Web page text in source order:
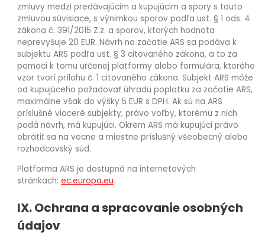
zmluvy medzi predávajúcim a kupujúcim a spory s touto
zmluvou súvisiace, s výnimkou sporov podľa ust. § 1 ods. 4
zákona č. 391/2015 Z.z. a sporov, ktorých hodnota
neprevyšuje 20 EUR. Návrh na začatie ARS sa podáva k
subjektu ARS podľa ust. § 3 citovaného zákona, a to za
pomoci k tomu určenej platformy alebo formulára, ktorého
vzor tvorí prílohu č. 1 citovaného zákona. Subjekt ARS môže
od kupujúceho požadovať úhradu poplatku za začatie ARS,
maximálne však do výšky 5 EUR s DPH. Ak sú na ARS
príslušné viaceré subjekty, právo voľby, ktorému z nich
podá návrh, má kupujúci. Okrem ARS má kupujúci právo
obrátiť sa na vecne a miestne príslušný všeobecný alebo
rozhodcovský súd.
Platforma ARS je dostupná na internetových
stránkach:ec.europa.eu
IX. Ochrana a spracovanie osobných
údajov